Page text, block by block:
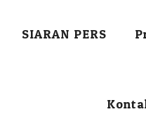
SIARAN PERS